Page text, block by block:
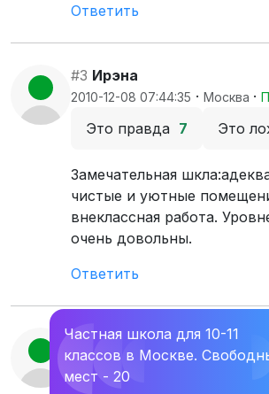
Ответить
#3 Ирэна
2010-12-08 07:44:35 · Москва ·
Это правда 7 Это
Замечательная
чистые и уютные
внеклассная работа.
очень довольны.
Ответить
#2 Эльнур
2010-04-26 18:02:34·Москва·
Частная школа для 10-11
классов в Москве.
мест - 20